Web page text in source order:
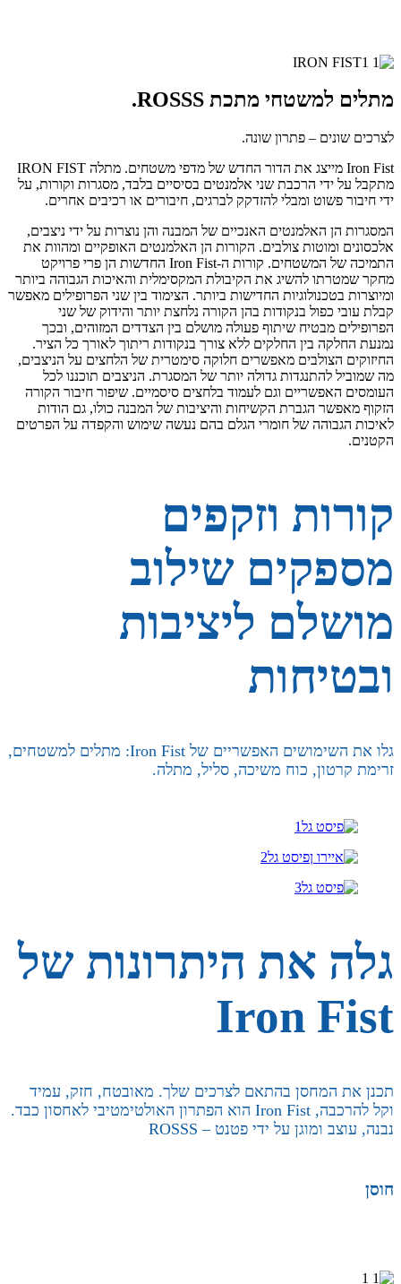
מתלים למשטחי מתכת ROSSS.
לצרכים שונים – פתרון שונה.
Iron Fist מייצג את הדור החדש של מדפי משטחים. מתלה IRON FIST
מתקבל על ידי הרכבת שני אלמנטים בסיסיים בלבד, מסגרות וקורות, על
ידי חיבור פשוט ומבלי להזדקק לברגים, חיבורים או רכיבים אחרים.
המסגרות הן האלמנטים האנכיים של המבנה והן נוצרות על ידי ניצבים,
אלכסונים ומוטות צולבים. הקורות הן האלמנטים האופקיים ומהוות את
התמיכה של המשטחים. קורות ה-Iron Fist החדשות הן פרי פרויקט
מחקר שמטרתו להשיג את הקיבולת המקסימלית והאיכות הגבוהה ביותר
ומיוצרות בטכנולוגיות החדישות ביותר. הצימוד בין שני הפרופילים מאפשר
קבלת עובי כפול בנקודות בהן הקורה נלחצת יותר והידוק של שני
הפרופילים מבטיח שיתוף פעולה מושלם בין הצדדים המזוהים, ובכך
נמנעת החלקה בין החלקים ללא צורך בנקודות ריתוך לאורך כל הציר.
החיזוקים הצולבים מאפשרים חלוקה סימטרית של הלחצים על הניצבים,
מה שמוביל להתנגדות גדולה יותר של המסגרת. הניצבים תוכננו לכל
העומסים האפשריים וגם לעמוד בלחצים סיסמיים. שיפור חיבור הקורה
הזקוף מאפשר הגברת הקשיחות והיציבות של המבנה כולו, גם הודות
לאיכות הגבוהה של חומרי הגלם בהם נעשה שימוש והקפדה על הפרטים
הקטנים.
קורות וזקפים
מספקים שילוב
מושלם ליציבות
ובטיחות
גלו את השימושים האפשריים של Iron Fist: מתלים למשטחים,
זרימת קרטון, כוח משיכה, סליל, מתלה.
גלה את היתרונות של
Iron Fist
תכנן את המחסן בהתאם לצרכים שלך. מאובטח, חזק, עמיד
וקל להרכבה, Iron Fist הוא הפתרון האולטימטיבי לאחסון כבד.
נבנה, עוצב ומוגן על ידי פטנט – ROSSS
חוסן